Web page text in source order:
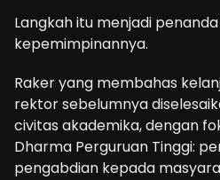
Langkah itu menjadi
kepemimpinannya.
Raker yang membahas
rektor sebelumnya
civitas akademika, dengan
Dharma Perguruan Tinggi:
pengabdian kepada